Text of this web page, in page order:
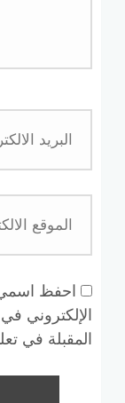
احفظ
الإلكتروني
المقبلة في